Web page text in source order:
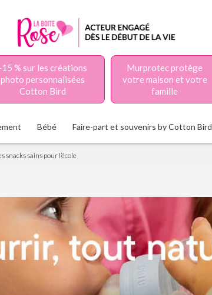
15 % sur les créations
photo personnalisées
Cotton Bird
Murprotec protège
votre maison et votre
famille
Bébé Faire-part et souvenirs by Cotton Bird
snacks sains pour l’école